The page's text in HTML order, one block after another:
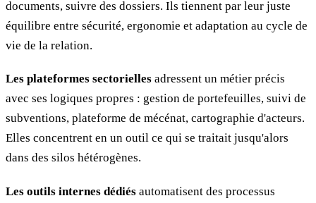
documents, suivre des dossiers. Ils tiennent par leur juste
équilibre entre sécurité, ergonomie et adaptation au cycle de
vie de la relation.
Les plateformes sectorielles adressent un métier précis
avec ses logiques propres : gestion de portefeuilles, suivi de
subventions, plateforme de mécénat, cartographie d'acteurs.
Elles concentrent en un outil ce qui se traitait jusqu'alors
dans des silos hétérogènes.
Les outils internes dédiés automatisent des processus